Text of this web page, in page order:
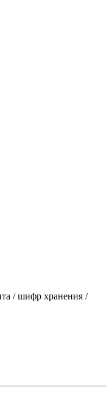
/ шифр хранения /